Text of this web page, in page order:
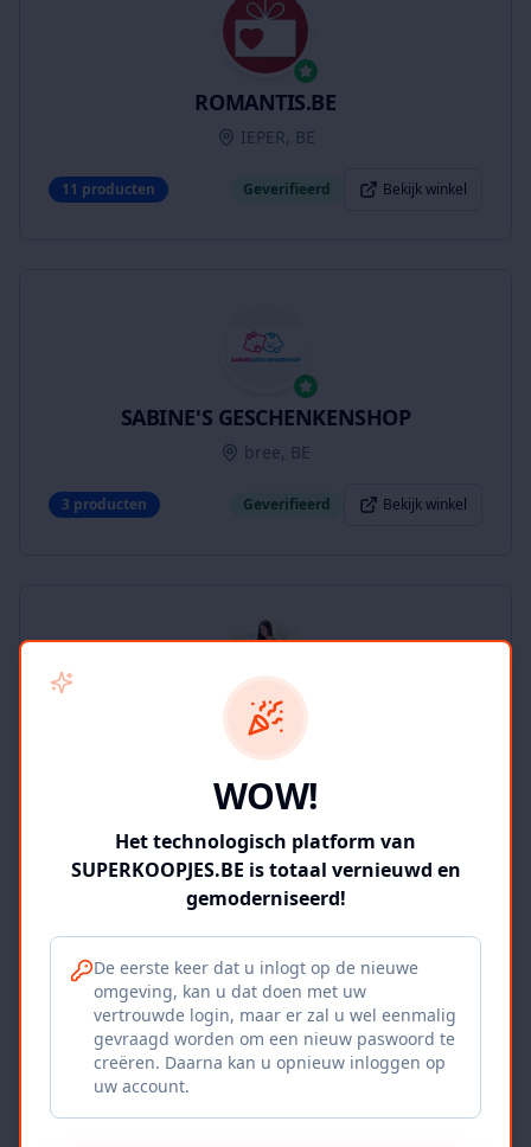
ROMANTIS.BE
IEPER, BE
11 producten Geverifieerd Bekijk winkel
SABINE'S GESCHENKENSHOP
bree, BE
3 producten Geverifieerd Bekijk winkel
SUPERKOOPJES.BE
Geverifieerd
Iepers Kwartier
Ieper, BE
WOW!
Het technologisch platform van
SUPERKOOPJES.BE is totaal vernieuwd en
gemoderniseerd!
De eerste keer dat u inlogt op de nieuwe
omgeving, kan u dat doen met uw
vertrouwde login, maar er zal u wel eenmalig
gevraagd worden om een nieuw paswoord te
creëren. Daarna kan u opnieuw inloggen op
uw account.